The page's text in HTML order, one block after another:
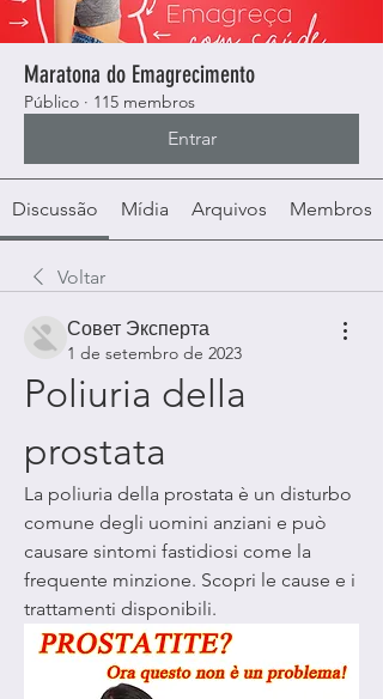
Maratona do Emagrecimento
Público · 115 membros
Entrar
Discussão Mídia Arquivos Membros
Voltar
Совет Эксперта
1 de setembro de 2023
Poliuria della
prostata
La poliuria della prostata è un disturbo
comune degli uomini anziani e può
causare sintomi fastidiosi come la
frequente minzione. Scopri le cause e i
trattamenti disponibili.